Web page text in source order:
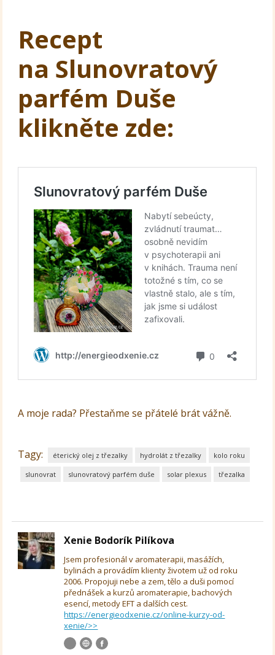
Recept
na Slunovratový
parfém Duše
klikněte zde:
A moje rada? Přestaňme se přátelé brát vážně.
Tagy: éterický olej z třezalky hydrolát z třezalky kolo roku
slunovrat slunovratový parfém duše solar plexus třezalka
Xenie Bodorík Pilíkova
Jsem profesionál v aromaterapii, masážích,
bylinách a provádím klienty životem už od roku
2006. Propojuji nebe a zem, tělo a duši pomocí
přednášek a kurzů aromaterapie, bachových
esencí, metody EFT a dalších cest.
https://energieodxenie.cz/online-kurzy-od-
xenie/>>